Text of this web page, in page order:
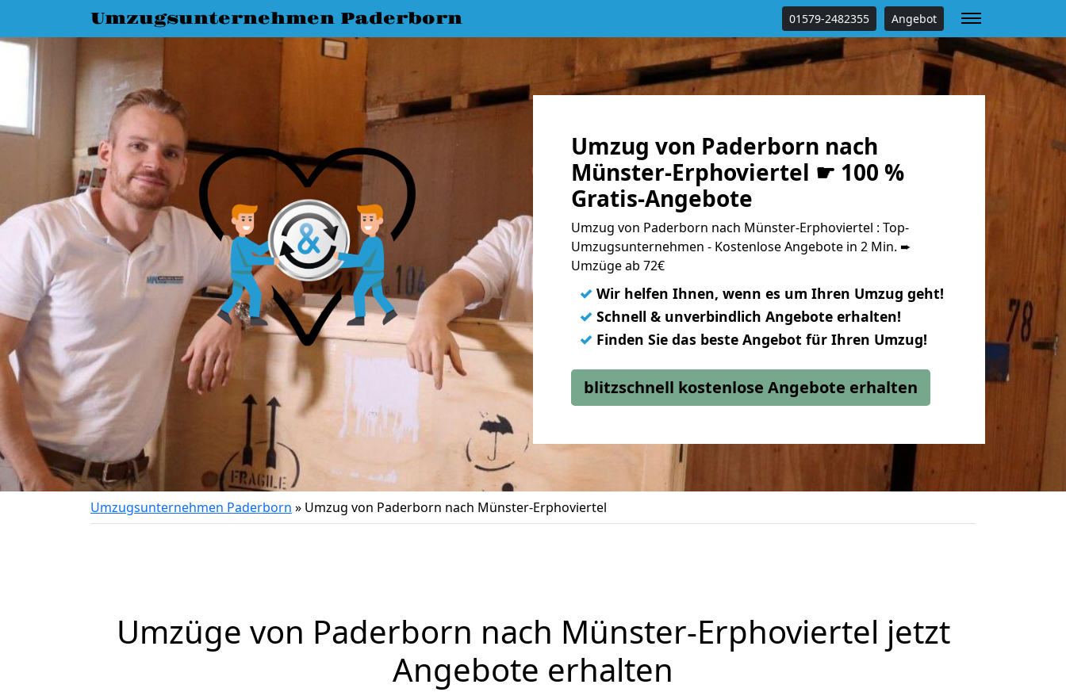
Umzugsunternehmen Paderborn 01579-2482355 Angebot
Umzug von Paderborn nach
Münster-Erphoviertel ☛ 100 %
Gratis-Angebote
Umzug von Paderborn nach Münster-Erphoviertel : Top-
Umzugsunternehmen - Kostenlose Angebote in 2 Min. ➨
Umzüge ab 72€
✓ Wir helfen Ihnen, wenn es um Ihren Umzug geht!
✓ Schnell & unverbindlich Angebote erhalten!
✓ Finden Sie das beste Angebot für Ihren Umzug!
blitzschnell kostenlose Angebote erhalten
Umzugsunternehmen Paderborn » Umzug von Paderborn nach Münster-Erphoviertel
Umzüge von Paderborn nach Münster-Erphoviertel jetzt
Angebote erhalten